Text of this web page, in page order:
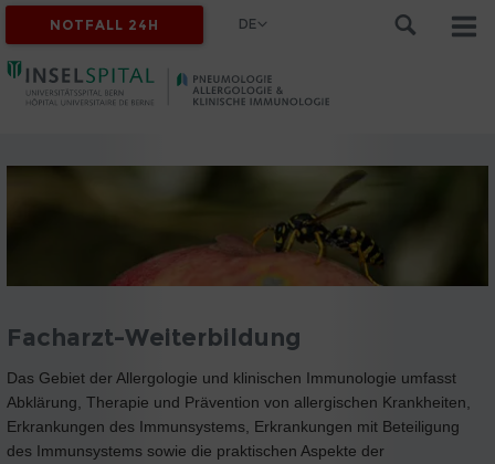
NOTFALL 24H DE
Facharzt-Weiterbildung
Das Gebiet der Allergologie und klinischen Immunologie umfasst
Abklärung, Therapie und Prävention von allergischen Krankheiten,
Erkrankungen des Immunsystems, Erkrankungen mit Beteiligung
des Immunsystems sowie die praktischen Aspekte der